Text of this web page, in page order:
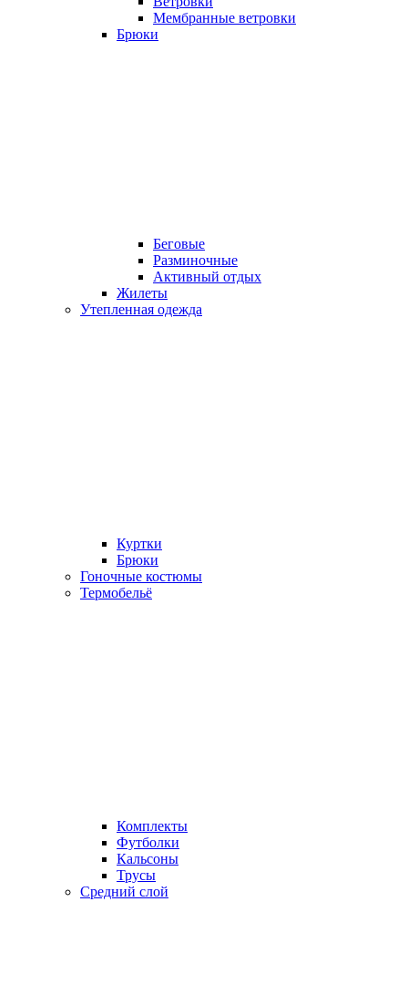
Мембранные ветровки
Брюки
Беговые
Разминочные
Активный отдых
Жилеты
Утепленная одежда
Куртки
Брюки
Гоночные костюмы
Термобельё
Комплекты
Футболки
Кальсоны
Трусы
Средний слой